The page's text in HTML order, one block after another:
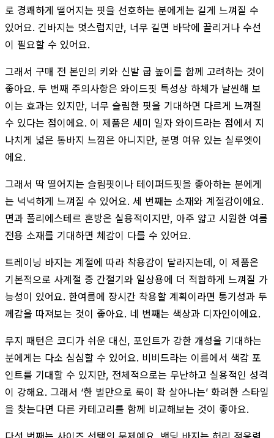
로 경쾌하게 떨어지는 핏을 선호하는 분에게는 길게 느껴질 수
있어요. 긴바지는 멋스럽지만, 너무 길면 바닥에 끌리거나 수선
이 필요할 수 있어요.
그래서 구매 전 본인의 키와 신발 굽 높이를 함께 고려하는 것이
좋아요. 두 번째 주의사항은 와이드핏 특성상 하체가 날씬해 보
이는 효과는 있지만, 너무 슬림한 핏을 기대하면 다르게 느껴질
수 있다는 점이에요. 이 제품은 세미 일자 와이드라는 점에서 지
나치게 넓은 통바지 느낌은 아니지만, 분명 여유 있는 실루엣이
에요.
그래서 딱 떨어지는 슬림핏이나 테이퍼드핏을 좋아하는 분에게
는 넉넉하게 느껴질 수 있어요. 세 번째는 소재와 계절감이에요.
면과 폴리에스테르 혼방은 실용적이지만, 아주 얇고 시원한 여름
전용 소재를 기대하면 체감이 다를 수 있어요.
트레이닝 바지는 계절에 따라 착용감이 달라지는데, 이 제품은
기본적으로 사계절 중 간절기와 일상용에 더 적합하게 느껴질 가
능성이 있어요. 한여름에 장시간 착용할 계획이라면 통기성과 두
께감을 따져보는 것이 좋아요. 네 번째는 색상과 디자인이에요.
무지 패턴은 코디가 쉬운 대신, 포인트가 강한 개성을 기대하는
분에게는 다소 심심할 수 있어요. 비비드라는 이름에서 색감 포
인트를 기대할 수 있지만, 전체적으로는 무난하고 실용적인 성격
이 강해요. 그래서 ‘한 벌만으로 룩이 확 살아나는’ 화려한 스타일
을 찾는다면 다른 카테고리를 함께 비교해보는 것이 좋아요.